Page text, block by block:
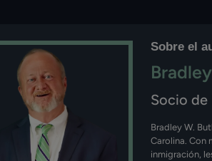
Sobre el
Socio de
Bradley W.
Carolina. Con
inmigración,